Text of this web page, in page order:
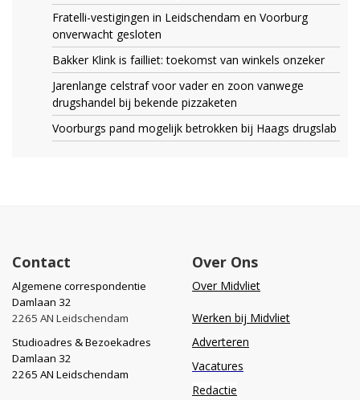
Fratelli-vestigingen in Leidschendam en Voorburg
onverwacht gesloten
Bakker Klink is failliet: toekomst van winkels onzeker
Jarenlange celstraf voor vader en zoon vanwege
drugshandel bij bekende pizzaketen
Voorburgs pand mogelijk betrokken bij Haags drugslab
Contact
Algemene correspondentie
Damlaan 32
2265 AN Leidschendam
Studioadres & Bezoekadres
Damlaan 32
2265 AN Leidschendam
Over Ons
Over Midvliet
Werken bij Midvliet
Adverteren
Vacatures
Redactie